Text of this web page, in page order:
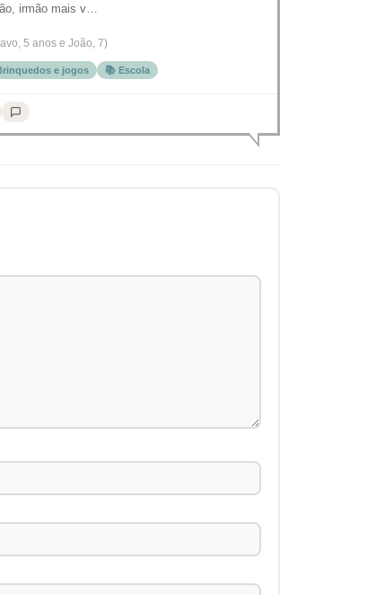
irmão mais v…
5 anos e João, 7)
e jogos 📚 Escola